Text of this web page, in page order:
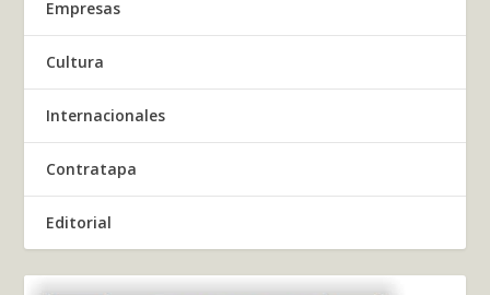
Empresas
Cultura
Internacionales
Contratapa
Editorial